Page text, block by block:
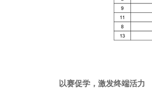
以赛促学，激发终端活力